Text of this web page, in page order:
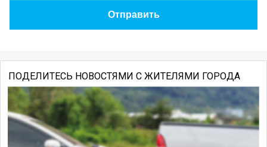
ПОДЕЛИТЕСЬ НОВОСТЯМИ С ЖИТЕЛЯМИ ГОРОДА